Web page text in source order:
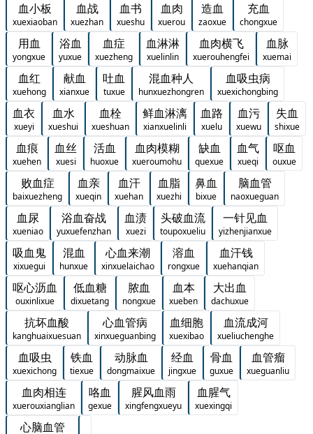
血小板
xuexiaoban
血战
xuezhan
血书
xueshu
血肉
xuerou
造血
zaoxue
充血
chongxue
用血
yongxue
浴血
yuxue
血症
xuezheng
血淋淋
xuelinlin
血肉横飞
xuerouhengfei
血脉
xuemai
血红
xuehong
献血
xianxue
吐血
tuxue
混血种人
hunxuezhongren
血吸虫病
xuexichongbing
血衣
xueyi
血水
xueshui
血栓
xueshuan
鲜血淋漓
xianxuelinli
血路
xuelu
血污
xuewu
失血
shixue
血痕
xuehen
血丝
xuesi
活血
huoxue
血肉模糊
xueroumohu
缺血
quexue
血气
xueqi
呕血
ouxue
败血症
baixuezheng
血亲
xueqin
血汗
xuehan
血脂
xuezhi
鼻血
bixue
脑血管
naoxueguan
血尿
xueniao
浴血奋战
yuxuefenzhan
血渍
xuezi
头破血流
toupoxueliu
一针见血
yizhenjianxue
吸血鬼
xixuegui
混血
hunxue
心血来潮
xinxuelaichao
溶血
rongxue
血汗钱
xuehanqian
呕心沥血
ouxinlixue
低血糖
dixuetang
脓血
nongxue
血本
xueben
大出血
dachuxue
抗坏血酸
kanghuaixuesuan
心血管病
xinxueguanbing
血细胞
xuexibao
血流成河
xueliuchenghe
血吸虫
xuexichong
铁血
tiexue
动脉血
dongmaixue
经血
jingxue
骨血
guxue
血管瘤
xueguanliu
血肉相连
xuerouxianglian
咯血
gexue
腥风血雨
xingfengxueyu
血腥气
xuexingqi
心脑血管